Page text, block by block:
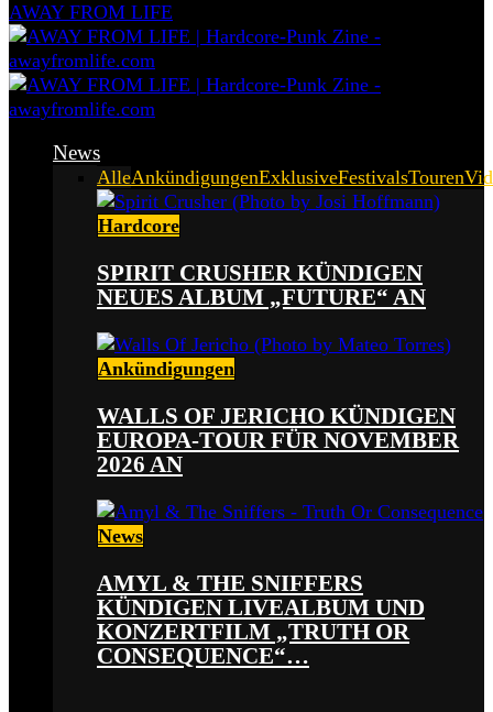
AWAY FROM LIFE
News
AlleAnkündigungenExklusiveFestivalsTouren
Hardcore
SPIRIT CRUSHER KÜNDIGEN
NEUES ALBUM „FUTURE“ AN
Ankündigungen
WALLS OF JERICHO KÜNDIGEN
EUROPA-TOUR FÜR NOVEMBER
2026 AN
News
AMYL & THE SNIFFERS
KÜNDIGEN LIVEALBUM UND
KONZERTFILM „TRUTH OR
CONSEQUENCE“…